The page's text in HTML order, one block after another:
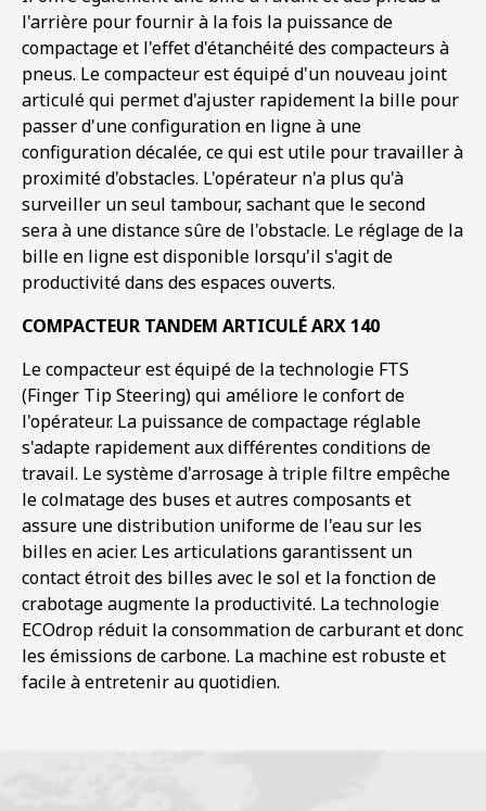
l'arrière pour fournir à la fois la puissance de
compactage et l'effet d'étanchéité des compacteurs à
pneus. Le compacteur est équipé d'un nouveau joint
articulé qui permet d'ajuster rapidement la bille pour
passer d'une configuration en ligne à une
configuration décalée, ce qui est utile pour travailler à
proximité d'obstacles. L'opérateur n'a plus qu'à
surveiller un seul tambour, sachant que le second
sera à une distance sûre de l'obstacle. Le réglage de la
bille en ligne est disponible lorsqu'il s'agit de
productivité dans des espaces ouverts.
COMPACTEUR TANDEM ARTICULÉ ARX 140
Le compacteur est équipé de la technologie FTS
(Finger Tip Steering) qui améliore le confort de
l'opérateur. La puissance de compactage réglable
s'adapte rapidement aux différentes conditions de
travail. Le système d'arrosage à triple filtre empêche
le colmatage des buses et autres composants et
assure une distribution uniforme de l'eau sur les
billes en acier. Les articulations garantissent un
contact étroit des billes avec le sol et la fonction de
crabotage augmente la productivité. La technologie
ECOdrop réduit la consommation de carburant et donc
les émissions de carbone. La machine est robuste et
facile à entretenir au quotidien.